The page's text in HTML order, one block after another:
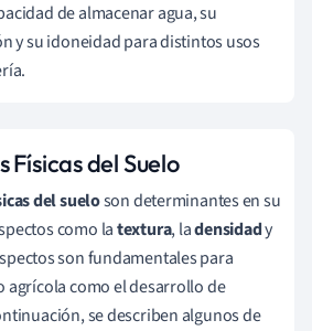
de almacenar agua, su
y su idoneidad para distintos usos
del Suelo
del sueloson determinantes en su
como latextura, ladensidady
son fundamentales para
agrícola como el desarrollo de
se describen algunos de